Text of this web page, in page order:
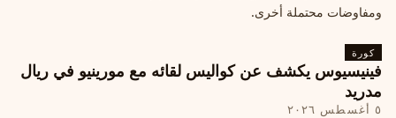
ومفاوضات محتملة أخرى.
كورة
فينيسيوس يكشف عن كواليس لقائه مع مورينيو في ريال
مدريد
٥ أغسطس ٢٠٢٦